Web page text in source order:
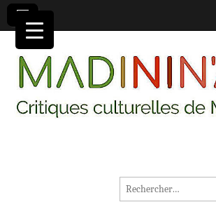
MADININ'ART
Rechercher :